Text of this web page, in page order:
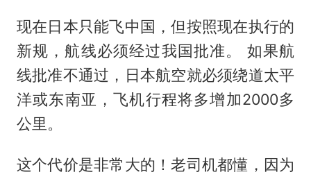
现在日本只能飞中国，但按照现在执行的
新规，航线必须经过我国批准。 如果航
线批准不通过，日本航空就必须绕道太平
洋或东南亚，飞机行程将多增加2000多
公里。
这个代价是非常大的！老司机都懂，因为